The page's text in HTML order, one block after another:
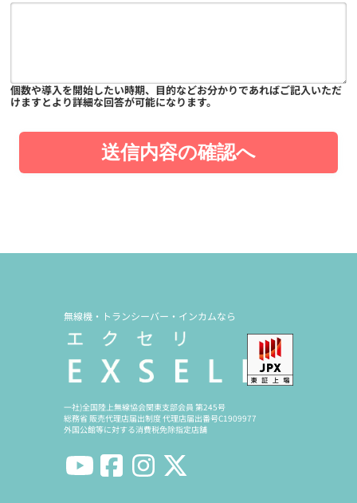
個数や導入を開始したい時期、目的などお分かりであればご記入いただ
けますとより詳細な回答が可能になります。
送信内容の確認へ
無線機・トランシーバー・インカムなら
一社)全国陸上無線協会関東支部会員 第245号
総務省 販売代理店届出制度 代理店届出番号C1909977
外国公館等に対する消費税免除指定店舗